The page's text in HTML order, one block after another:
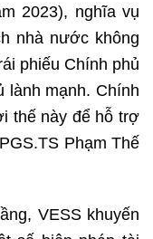
2023), nghĩa vụ
nhà nước không
phiếu Chính phủ
lành mạnh. Chính
thế này để hỗ trợ
Phạm Thế
VESS khuyến